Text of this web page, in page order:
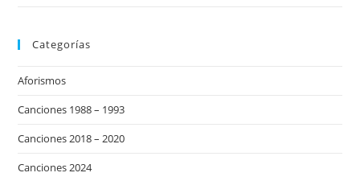
Categorías
Aforismos
Canciones 1988 – 1993
Canciones 2018 – 2020
Canciones 2024